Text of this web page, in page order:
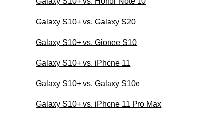
Galaxy S10+ vs. Galaxy S20
Galaxy S10+ vs. Gionee S10
Galaxy S10+ vs. iPhone 11
Galaxy S10+ vs. Galaxy S10e
Galaxy S10+ vs. iPhone 11 Pro Max